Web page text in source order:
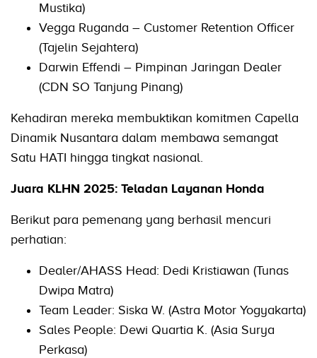
Mustika)
Vegga Ruganda – Customer Retention Officer
(Tajelin Sejahtera)
Darwin Effendi – Pimpinan Jaringan Dealer
(CDN SO Tanjung Pinang)
Kehadiran mereka membuktikan komitmen Capella
Dinamik Nusantara dalam membawa semangat
Satu HATI hingga tingkat nasional.
Juara KLHN 2025: Teladan Layanan Honda
Berikut para pemenang yang berhasil mencuri
perhatian:
Dealer/AHASS Head: Dedi Kristiawan (Tunas
Dwipa Matra)
Team Leader: Siska W. (Astra Motor Yogyakarta)
Sales People: Dewi Quartia K. (Asia Surya
Perkasa)